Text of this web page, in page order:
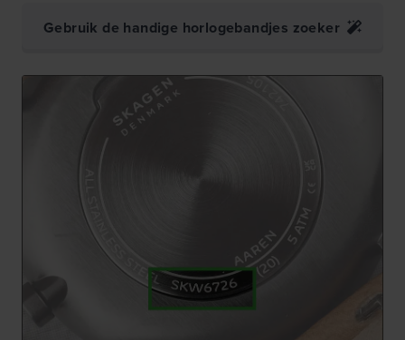
Gebruik de handige horlogebandjes zoeker